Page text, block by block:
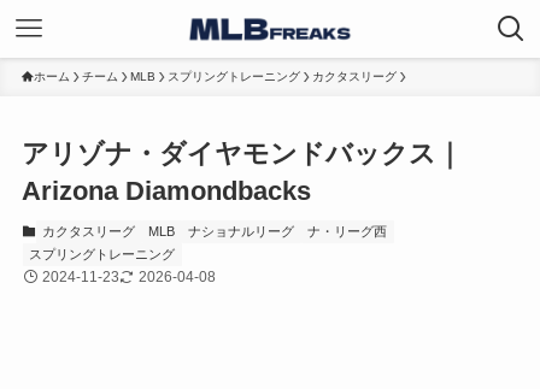
ホーム チーム MLB スプリングトレーニング カクタスリーグ
アリゾナ・ダイヤモンドバックス｜
Arizona Diamondbacks
カクタスリーグ MLB ナショナルリーグ
ナ・リーグ西
スプリングトレーニング
2024-11-23 2026-04-08